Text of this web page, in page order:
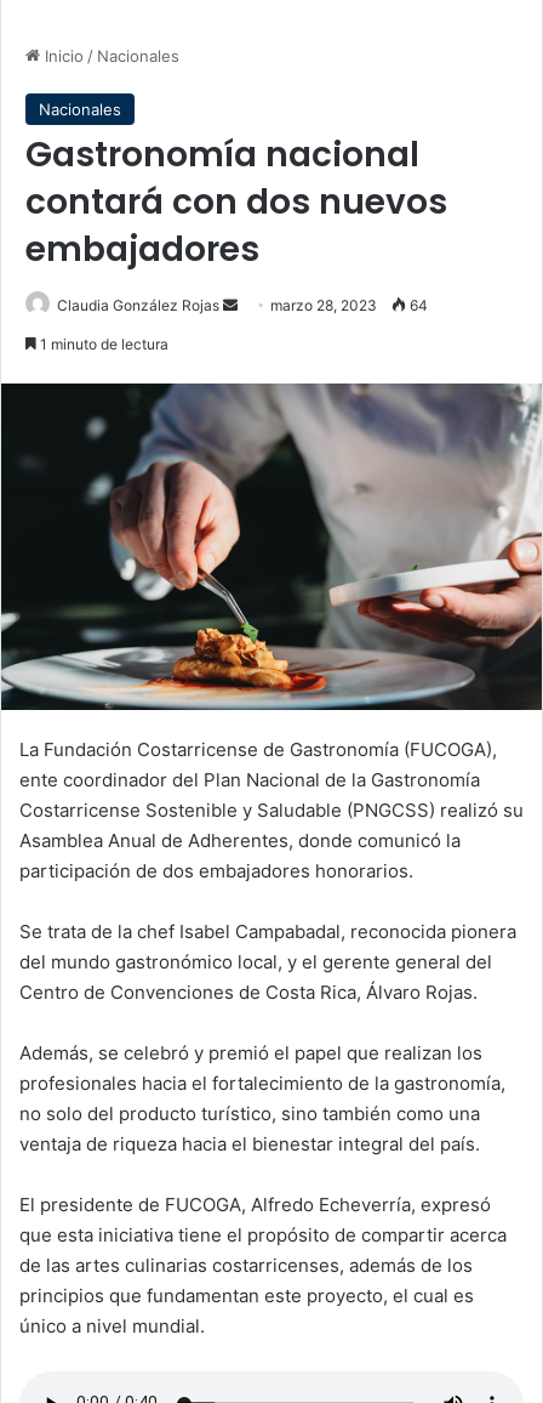
Inicio / Nacionales
Nacionales
Gastronomía nacional
contará con dos nuevos
embajadores
Claudia González Rojas
Send marzo 28, 2023 64
1 minuto de lectura
La Fundación Costarricense de Gastronomía (FUCOGA),
ente coordinador del Plan Nacional de la Gastronomía
Costarricense Sostenible y Saludable (PNGCSS) realizó su
Asamblea Anual de Adherentes, donde comunicó la
participación de dos embajadores honorarios.
Se trata de la chef Isabel Campabadal, reconocida pionera
del mundo gastronómico local, y el gerente general del
Centro de Convenciones de Costa Rica, Álvaro Rojas.
Además, se celebró y premió el papel que realizan los
profesionales hacia el fortalecimiento de la gastronomía,
no solo del producto turístico, sino también como una
ventaja de riqueza hacia el bienestar integral del país.
El presidente de FUCOGA, Alfredo Echeverría, expresó
que esta iniciativa tiene el propósito de compartir acerca
de las artes culinarias costarricenses, además de los
principios que fundamentan este proyecto, el cual es
único a nivel mundial.